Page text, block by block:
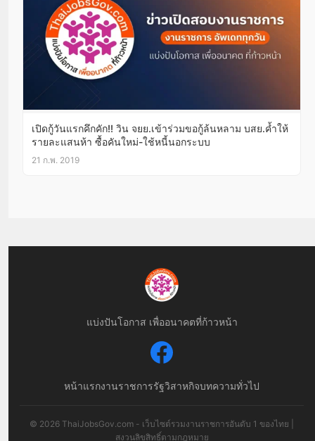
เปิดกู้วันแรกคึกคัก!! วิน จยย.เข้าร่วมขอกู้ล้นหลาม บสย.ค้ำให้
รายละแสนห้า ซื้อคันใหม่-ใช้หนี้นอกระบบ
21 ก.พ. 2019
แบ่งปันโอกาส เพื่ออนาคตที่ก้าวหน้า
หน้าแรกงานราชการรัฐวิสาหกิจบทความทั่วไป
© 2026 ThaiJobsGov.com - เว็บไซต์รวมงานราชการอันดับ 1 ของไทย |
สงวนลิขสิทธิ์ตามกฎหมาย